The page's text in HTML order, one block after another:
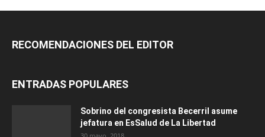
RECOMENDACIONES DEL EDITOR
ENTRADAS POPULARES
Sobrino del congresista Becerril asume
jefatura en EsSalud de La Libertad